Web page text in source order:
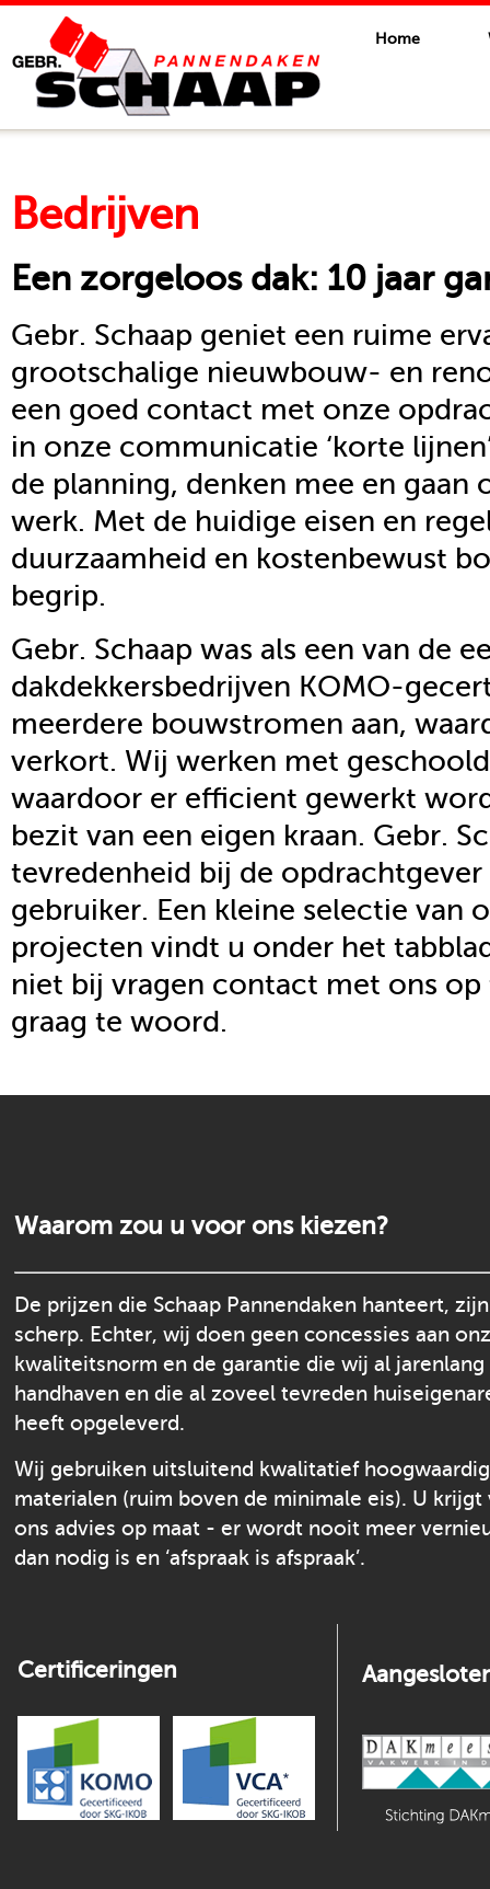
Home
Bedrijven
Een zorgeloos dak: 10 jaar
Gebr. Schaap geniet een ruime
grootschalige nieuwbouw- en
een goed contact met onze
in onze communicatie ‘korte
de planning, denken mee en gaan
werk. Met de huidige eisen en
duurzaamheid en kostenbewust
begrip.
Gebr. Schaap was als een van de
dakdekkersbedrijven KOMO-
meerdere bouwstromen aan,
verkort. Wij werken met
waardoor er efficient gewerkt
bezit van een eigen kraan. Gebr.
tevredenheid bij de
gebruiker. Een kleine selectie van
projecten vindt u onder het
niet bij vragen contact met ons op
graag te woord.
Waarom zou u voor ons kiezen?
De prijzen die Schaap Pannendaken hanteert,
scherp. Echter, wij doen geen concessies aan
kwaliteitsnorm en de garantie die wij al jarenlang
handhaven en die al zoveel tevreden
heeft opgeleverd.
Wij gebruiken uitsluitend kwalitatief
materialen (ruim boven de minimale eis). U krijgt
ons advies op maat - er wordt nooit meer
dan nodig is en ‘afspraak is afspraak’.
Certificeringen